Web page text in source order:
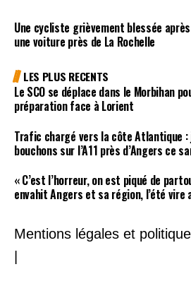
Une cycliste grièvement blessée
une voiture près de La Rochelle
LES PLUS RECENTS
Le SCO se déplace dans le Morbihan
préparation face à Lorient
Trafic chargé vers la côte Atlantique :
bouchons sur l’A11 près d’Angers ce
« C’est l’horreur, on est piqué de
envahit Angers et sa région, l’été vire
Mentions légales et